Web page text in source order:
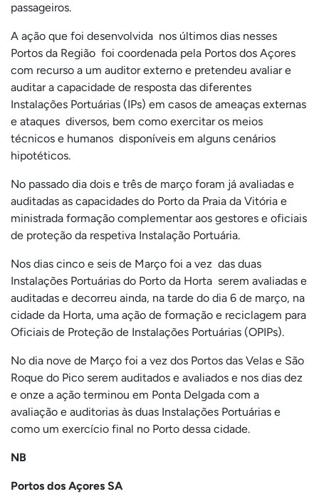
passageiros.
A ação que foi desenvolvida nos últimos dias nesses
Portos da Região foi coordenada pela Portos dos Açores
com recurso a um auditor externo e pretendeu avaliar e
auditar a capacidade de resposta das diferentes
Instalações Portuárias (IPs) em casos de ameaças externas
e ataques diversos, bem como exercitar os meios
técnicos e humanos disponíveis em alguns cenários
hipotéticos.
No passado dia dois e três de março foram já avaliadas e
auditadas as capacidades do Porto da Praia da Vitória e
ministrada formação complementar aos gestores e oficiais
de proteção da respetiva Instalação Portuária.
Nos dias cinco e seis de Março foi a vez das duas
Instalações Portuárias do Porto da Horta serem avaliadas e
auditadas e decorreu ainda, na tarde do dia 6 de março, na
cidade da Horta, uma ação de formação e reciclagem para
Oficiais de Proteção de Instalações Portuárias (OPIPs).
No dia nove de Março foi a vez dos Portos das Velas e São
Roque do Pico serem auditados e avaliados e nos dias dez
e onze a ação terminou em Ponta Delgada com a
avaliação e auditorias às duas Instalações Portuárias e
como um exercício final no Porto dessa cidade.
NB
Portos dos Açores SA